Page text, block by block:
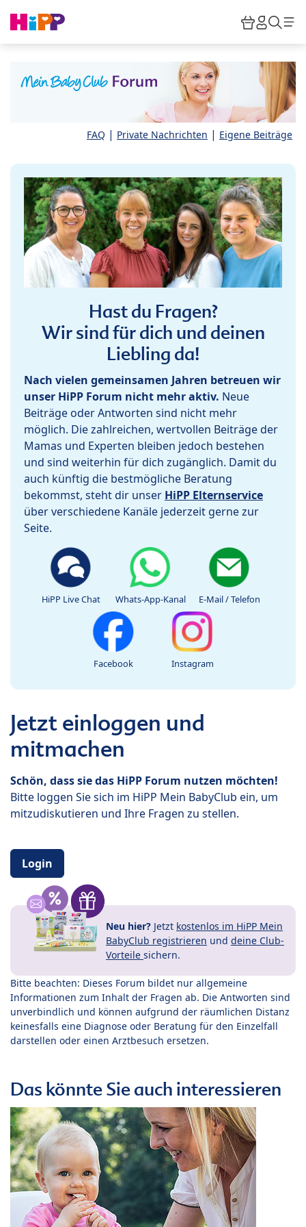
HiPP
FAQ | Private Nachrichten | Eigene Beiträge
Hast du Fragen?
Wir sind für dich und deinen
Liebling da!
Nach vielen gemeinsamen Jahren betreuen wir
unser HiPP Forum nicht mehr aktiv. Neue
Beiträge oder Antworten sind nicht mehr
möglich. Die zahlreichen, wertvollen Beiträge der
Mamas und Experten bleiben jedoch bestehen
und sind weiterhin für dich zugänglich. Damit du
auch künftig die bestmögliche Beratung
bekommst, steht dir unser HiPP Elternservice
über verschiedene Kanäle jederzeit gerne zur
Seite.
HiPP Live Chat Whats-App-Kanal E-Mail / Telefon
Facebook Instagram
Jetzt einloggen und
mitmachen
Schön, dass sie das HiPP Forum nutzen möchten!
Bitte loggen Sie sich im HiPP Mein BabyClub ein, um
mitzudiskutieren und Ihre Fragen zu stellen.
Login
Neu hier? Jetzt kostenlos im HiPP Mein
BabyClub registrieren und deine Club-
Vorteile sichern.
Bitte beachten: Dieses Forum bildet nur allgemeine
Informationen zum Inhalt der Fragen ab. Die Antworten sind
unverbindlich und können aufgrund der räumlichen Distanz
keinesfalls eine Diagnose oder Beratung für den Einzelfall
darstellen oder einen Arztbesuch ersetzen.
Das könnte Sie auch interessieren